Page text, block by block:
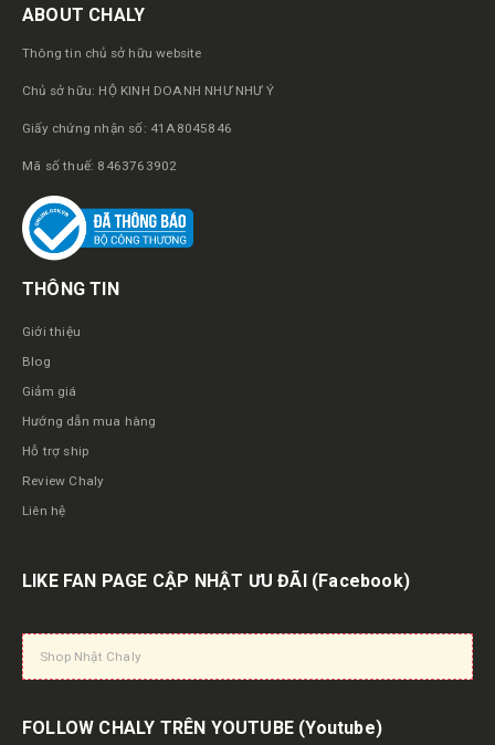
ABOUT CHALY
Thông tin chủ sở hữu website
Chủ sở hữu: HỘ KINH DOANH NHƯ NHƯ Ý
Giấy chứng nhận số: 41A8045846
Mã số thuế: 8463763902
THÔNG TIN
Giới thiệu
Blog
Giảm giá
Hướng dẫn mua hàng
Hỗ trợ ship
Review Chaly
Liên hệ
LIKE FAN PAGE CẬP NHẬT ƯU ĐÃI (Facebook)
Shop Nhật Chaly
FOLLOW CHALY TRÊN YOUTUBE (Youtube)